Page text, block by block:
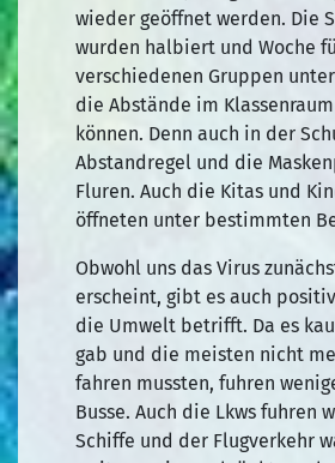
wieder geöffnet werden. Die
wurden halbiert und Woche
verschiedenen Gruppen
die Abstände im
können. Denn auch in der
Abstandregel und die
Fluren. Auch die Kitas und
öffneten unter bestimmten
Obwohl uns das Virus
erscheint, gibt es auch
die Umwelt betrifft. Da es
gab und die meisten nicht
fahren mussten, fuhren
Busse. Auch die Lkws fuhren
Schiffe und der Flugverkehr